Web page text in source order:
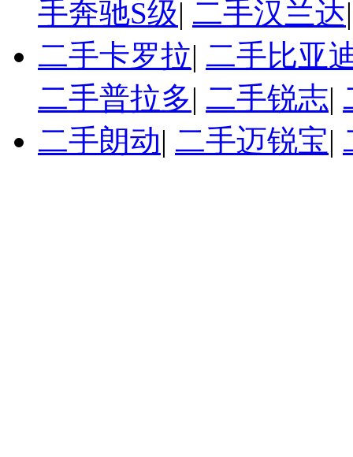
手奔驰S级| 二手汉兰达
二手卡罗拉| 二手比亚
二手普拉多| 二手锐志|
二手朗动| 二手迈锐宝|